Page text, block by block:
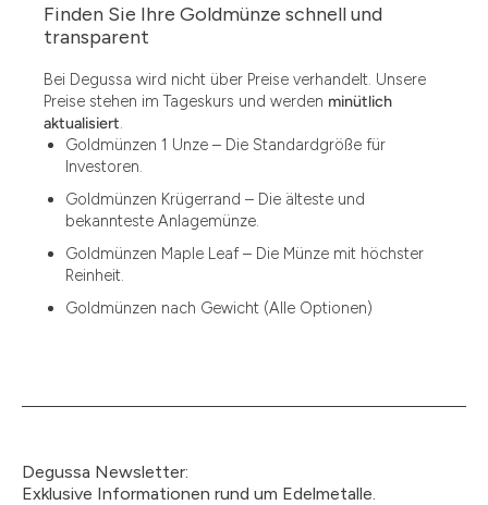
1.49
1.87
12.15
13.77
15.55
15.60
3.05
Finden Sie Ihre Goldmünze schnell und
transparent
Bei Degussa wird nicht über Preise verhandelt. Unsere
Preise stehen im Tageskurs und werden minütlich
aktualisiert.
Goldmünzen 1 Unze – Die Standardgröße für
Investoren.
Goldmünzen Krügerrand – Die älteste und
bekannteste Anlagemünze.
Goldmünzen Maple Leaf – Die Münze mit höchster
Reinheit.
Goldmünzen nach Gewicht (Alle Optionen)
Degussa Newsletter:
Exklusive Informationen rund um Edelmetalle.